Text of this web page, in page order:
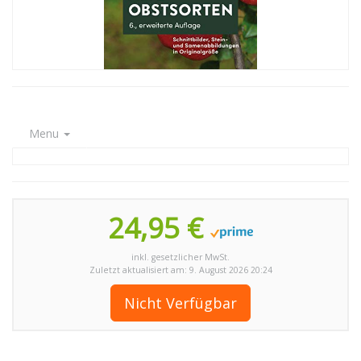
Menu
24,95 €
inkl. gesetzlicher MwSt.
Zuletzt aktualisiert am: 9. August 2026 20:24
Nicht Verfügbar